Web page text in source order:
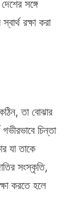
সঙ্গে
রক্ষা করা
তা বোঝার
চিন্তা
যা তাকে
সংস্কৃতি,
করতে হলে